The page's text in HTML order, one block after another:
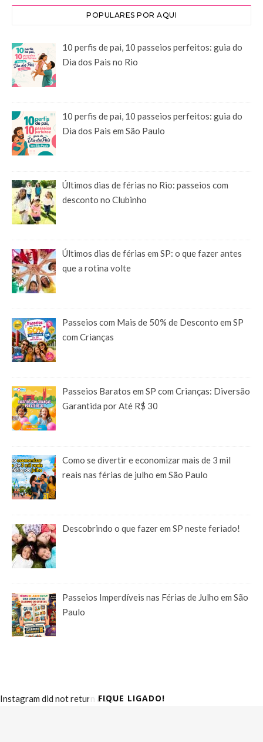
POPULARES POR AQUI
10 perfis de pai, 10 passeios perfeitos: guia do
Dia dos Pais no Rio
10 perfis de pai, 10 passeios perfeitos: guia do
Dia dos Pais em São Paulo
Últimos dias de férias no Rio: passeios com
desconto no Clubinho
Últimos dias de férias em SP: o que fazer antes
que a rotina volte
Passeios com Mais de 50% de Desconto em SP
com Crianças
Passeios Baratos em SP com Crianças: Diversão
Garantida por Até R$ 30
Como se divertir e economizar mais de 3 mil
reais nas férias de julho em São Paulo
Descobrindo o que fazer em SP neste feriado!
Passeios Imperdíveis nas Férias de Julho em São
Paulo
FIQUE LIGADO!
Instagram did not return a 200.